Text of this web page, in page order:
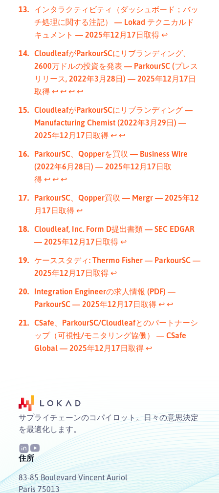
インタラクティビティ（ダッシュボード；バッ
チ処理に関する注記） — Lokad テクニカルド
キュメント — 2025年12月17日取得 ↩︎
CloudleafがParkourSCにリブランディング、
2600万ドルの投資を発表 — ParkourSC (プレス
リリース, 2022年3月28日) — 2025年12月17日
取得 ↩︎ ↩︎ ↩︎ ↩︎
CloudleafがParkourSCにリブランディング —
Manufacturing Chemist (2022年3月29日) —
2025年12月17日取得 ↩︎ ↩︎
ParkourSC、Qopperを買収 — Business Wire
(2022年6月28日) — 2025年12月17日取
得 ↩︎ ↩︎ ↩︎
ParkourSC、Qopper買収 — Mergr — 2025年12
月17日取得 ↩︎
Cloudleaf, Inc. Form D提出書類 — SEC EDGAR
— 2025年12月17日取得 ↩︎
ケーススタディ: Thermo Fisher — ParkourSC —
2025年12月17日取得 ↩︎
Integration Engineerの求人情報 (PDF) —
ParkourSC — 2025年12月17日取得 ↩︎ ↩︎
CSafe、ParkourSC/Cloudleafとのパートナーシ
ップ（可視性/モニタリング協働） — CSafe
Global — 2025年12月17日取得 ↩︎
サプライチェーンのコパイロット。日々の意思決定
を最適化します。
住所
83-85 Boulevard Vincent Auriol
Paris 75013